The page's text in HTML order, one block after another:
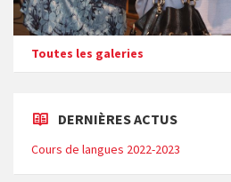
Toutes les galeries
DERNIÈRES ACTUS
Cours de langues 2022-2023